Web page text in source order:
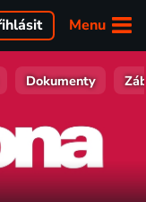
Menu
Dokumenty